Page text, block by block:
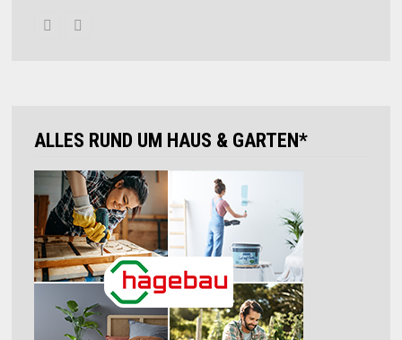
ALLES RUND UM HAUS & GARTEN*